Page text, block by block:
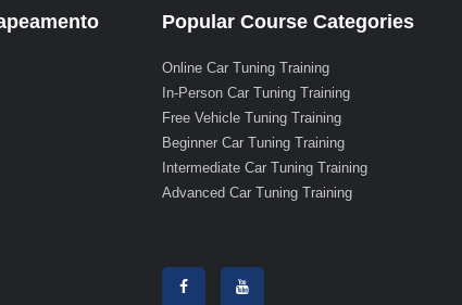
Popular Course Categories
Online Car Tuning Training
In-Person Car Tuning Training
Free Vehicle Tuning Training
Beginner Car Tuning Training
Intermediate Car Tuning Training
Advanced Car Tuning Training